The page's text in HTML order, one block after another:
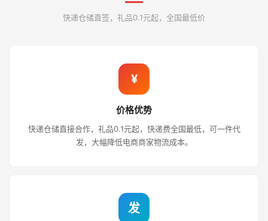
快递仓储直签，礼品0.1元起，全国最低价
¥
价格优势
快递仓储直接合作，礼品0.1元起，快递费全国最低，可一件代
发，大幅降低电商商家物流成本。
发